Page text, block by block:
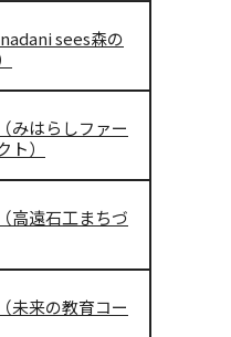
sees森の
はらしファー
）
遠石工まちづ
来の教育コー